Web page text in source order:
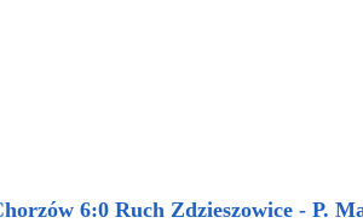
6:0 Ruch Zdzieszowice - P.